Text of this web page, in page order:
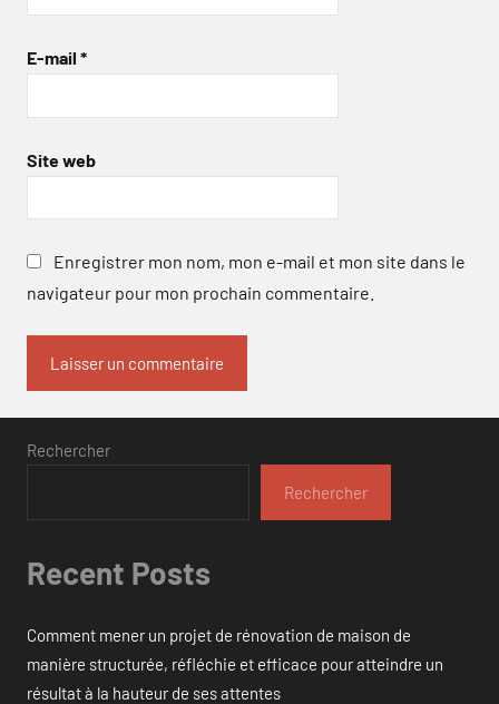
E-mail *
Site web
Enregistrer mon nom, mon e-mail et mon site dans le
navigateur pour mon prochain commentaire.
Rechercher
Rechercher
Recent Posts
Comment mener un projet de rénovation de maison de
manière structurée, réfléchie et efficace pour atteindre un
résultat à la hauteur de ses attentes